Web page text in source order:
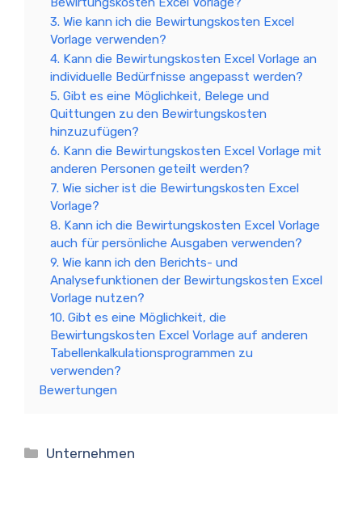
3. Wie kann ich die Bewirtungskosten Excel
Vorlage verwenden?
4. Kann die Bewirtungskosten Excel Vorlage an
individuelle Bedürfnisse angepasst werden?
5. Gibt es eine Möglichkeit, Belege und
Quittungen zu den Bewirtungskosten
hinzuzufügen?
6. Kann die Bewirtungskosten Excel Vorlage mit
anderen Personen geteilt werden?
7. Wie sicher ist die Bewirtungskosten Excel
Vorlage?
8. Kann ich die Bewirtungskosten Excel Vorlage
auch für persönliche Ausgaben verwenden?
9. Wie kann ich den Berichts- und
Analysefunktionen der Bewirtungskosten Excel
Vorlage nutzen?
10. Gibt es eine Möglichkeit, die
Bewirtungskosten Excel Vorlage auf anderen
Tabellenkalkulationsprogrammen zu
verwenden?
Bewertungen
Kategorien
Unternehmen